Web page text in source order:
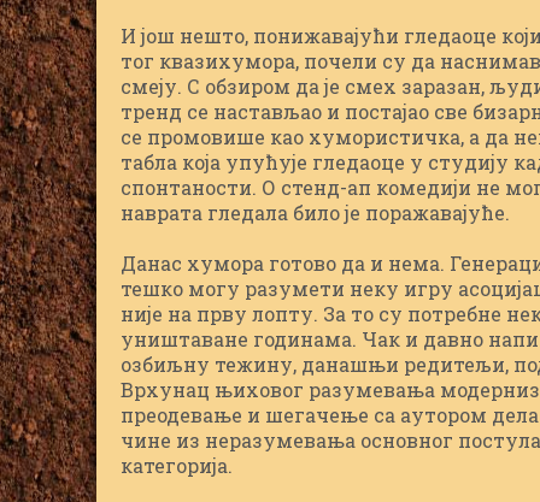
И још нешто, понижавајући гледаоце
тог квазихумора, почели су да
смеју. С обзиром да је смех заразан,
тренд се настављао и постајао све
се промовише као хумористичка, а да
табла која упућује гледаоце у студију
спонтаности. О стенд-ап комедији не
наврата гледала било је поражавајуће.
Данас хумора готово да и нема.
тешко могу разумети неку игру
није на прву лопту. За то су потребне
уништаване годинама. Чак и давно
озбиљну тежину, данашњи редитељи,
Врхунац њиховог разумевања
преодевање и шегачење са аутором
чине из неразумевања основног
категорија.